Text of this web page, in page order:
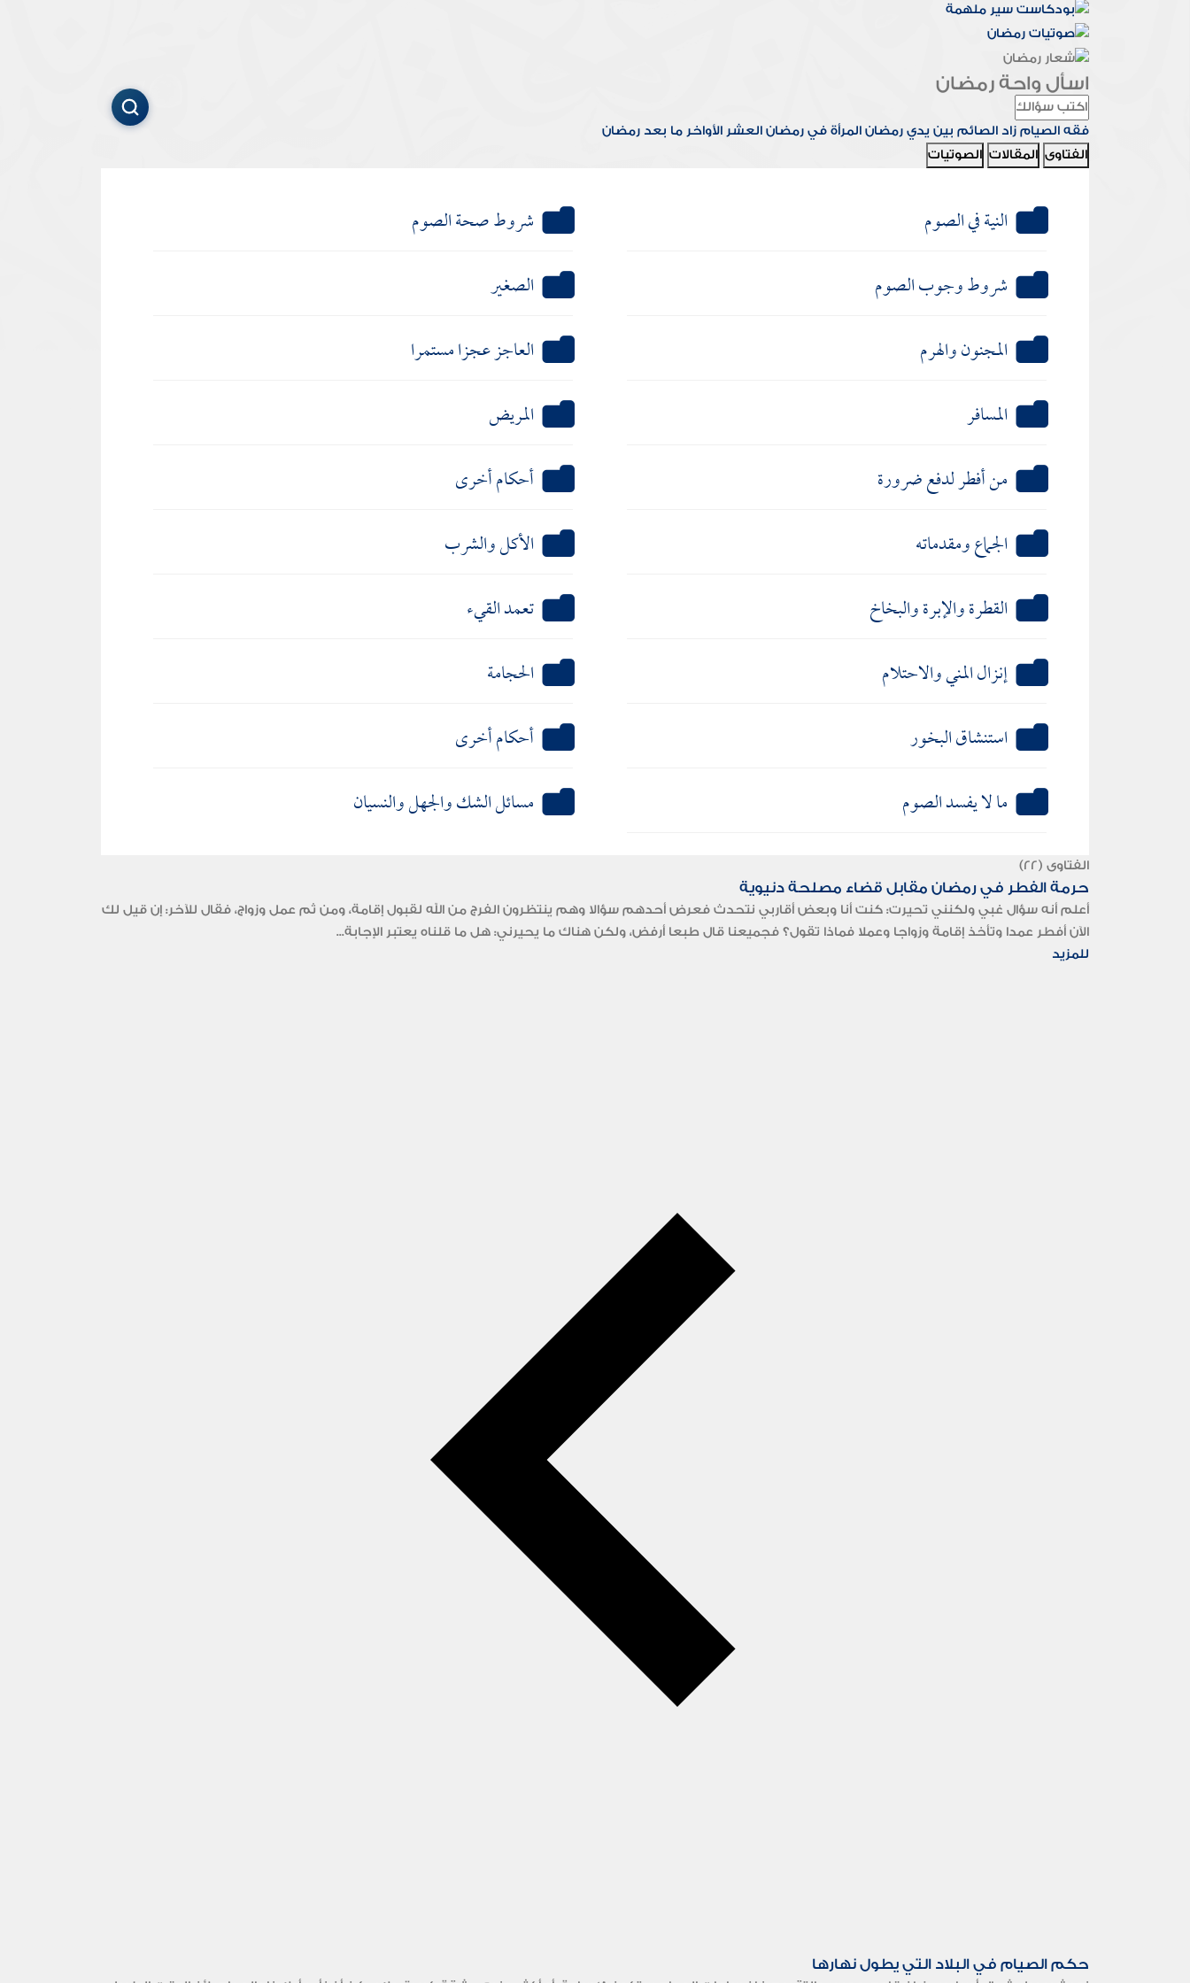
اسأل واحة رمضان
فقه الصيام زاد الصائم بين يدي رمضان المرأة في رمضان العشر الأواخر ما بعد رمضان
الفتاوى المقالات الصوتيات
النية في الصوم
شروط صحة الصوم
شروط وجوب الصوم
الصغير
المجنون والهرم
العاجز عجزا مستمرا
المسافر
المريض
من أفطر لدفع ضرورة
أحكام أخرى
الجماع ومقدماته
الأكل والشرب
القطرة والإبرة والبخاخ
تعمد القيء
إنزال المني والاحتلام
الحجامة
استنشاق البخور
أحكام أخرى
ما لا يفسد الصوم
مسائل الشك والجهل والنسيان
الفتاوى (22)
حرمة الفطر في رمضان مقابل قضاء مصلحة دنيوية
أعلم أنه سؤال غبي ولكنني تحيرت: كنت أنا وبعض أقاربي نتحدث فعرض أحدهم سؤالا وهم ينتظرون الفرج من الله لقبول إقامة، ومن ثم عمل وزواج، فقال للآخر: إن قيل لك
الآن أفطر عمدا وتأخذ إقامة وزواجا وعملا فماذا تقول؟ فجميعنا قال طبعا أرفض، ولكن هناك ما يحيرني: هل ما قلناه يعتبر الإجابة...
للمزيد
حكم الصيام في البلاد التي يطول نهارها